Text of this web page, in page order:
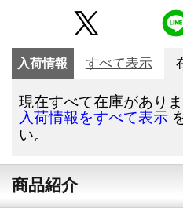
入荷情報 すべて表示
現在すべて在庫がありま
入荷情報をすべて表示
い。
商品紹介